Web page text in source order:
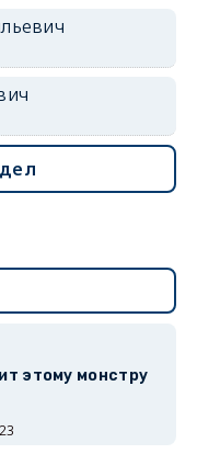
этому монстру